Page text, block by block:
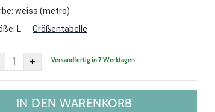
weiss (metro)
L Größentabelle
Versandfertig in 7 Werktagen
IN DEN WARENKORB